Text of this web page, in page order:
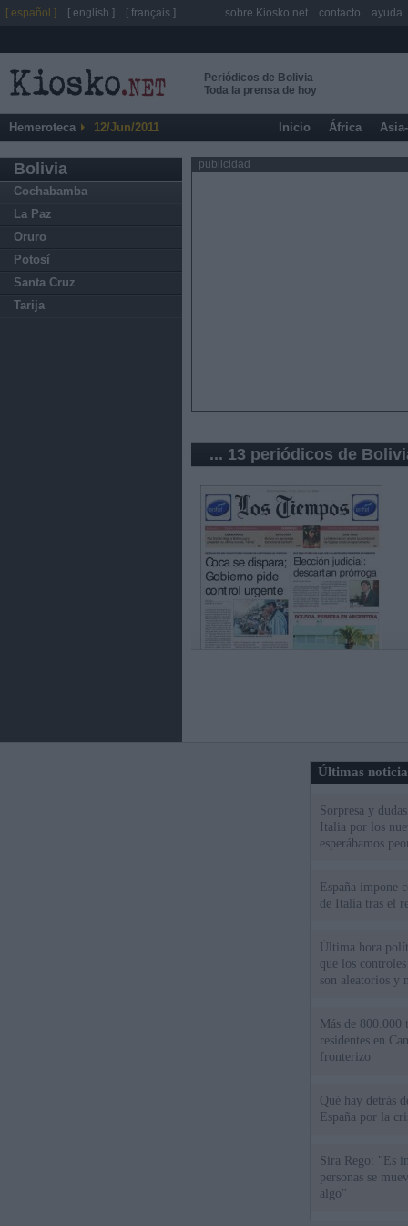
Periódicos de Bolivia
Toda la prensa de hoy
Hemeroteca 12/Jun/2011 Inicio África
Bolivia
Cochabamba
La Paz
Oruro
Potosí
Santa Cruz
Tarija
publicidad
... 13 periódicos de
Últimas
Sorpresa y
Italia por los
esperábamos
España impone
de Italia tras el
Última hora
que los
son aleatorios y
Más de 800.000
residentes en
fronterizo
Qué hay detrás
España por la
Sira Rego: "Es
personas se
algo"
[ español ] [ english ] [ français ] sobre Kiosko.net contacto ayuda